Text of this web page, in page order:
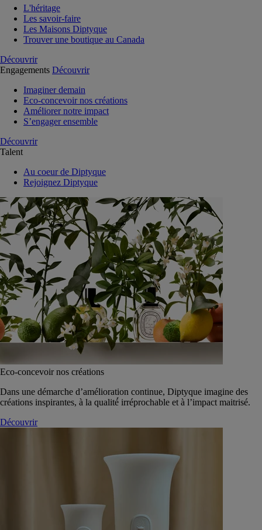
L'héritage
Les savoir-faire
Les Maisons Diptyque
Trouver une boutique au Canada
Découvrir
Engagements Découvrir
Imaginer demain
Eco-concevoir nos créations
Améliorer notre impact
S’engager ensemble
Découvrir
Talent
Au coeur de Diptyque
Rejoignez Diptyque
Eco-concevoir nos créations
Dans une démarche d’amélioration continue, Diptyque imagine des
créations inspirantes, à la qualité́ irréprochable et à l’impact maitrisé.
Découvrir